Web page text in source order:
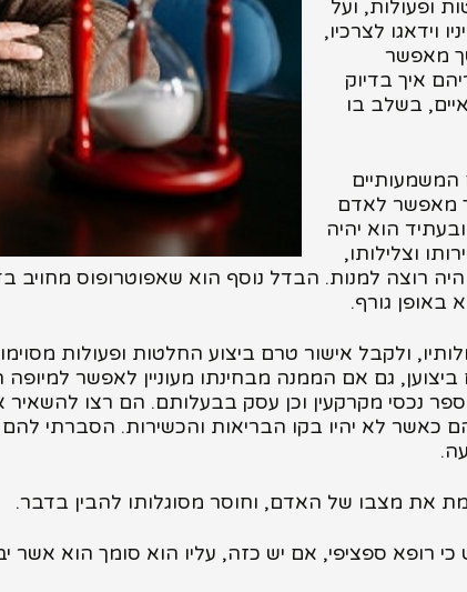
ופעולות, ועל
וידאגו לצרכיו,
מאפשר
איך בדיוק
בשלב בו
המשמעותיים
מאפשר לאדם
הוא יהיה
וצלילותו,
רוצה למנות. הבדל נוסף הוא שאפוטרופוס מחויב
באופן גורף.
ולקבל אישור טרם ביצוע החלטות ופעולות
גם אם הממנה מבחינתו מעוניין לאפשר
אשר להם היו מספר נכסי מקרקעין וכן עסק בבעלותם. הם
כאשר לא יהיו בקו הבריאות והכשירות. הסברתי
את מצבו של האדם, וחוסר מסוגלותו להבין בדבר.
רופא ספציפי, אם יש כזה, עליו הוא סומך הוא אשר